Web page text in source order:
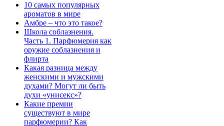
10 самых популярных
ароматов в мире
Амбре – что это такое?
Школа соблазнения.
Часть 1. Парфюмерия как
оружие соблазнения и
флирта
Какая разница между
женскими и мужскими
духами? Могут ли быть
духи «унисекс»?
Какие премии
существуют в мире
парфюмерии? Как